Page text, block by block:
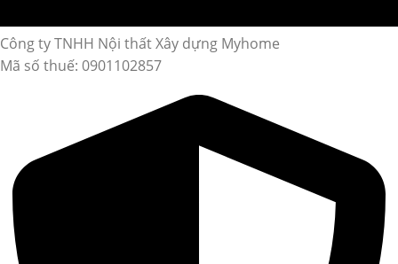
Công ty TNHH Nội thất Xây dựng Myhome
Mã số thuế: 0901102857